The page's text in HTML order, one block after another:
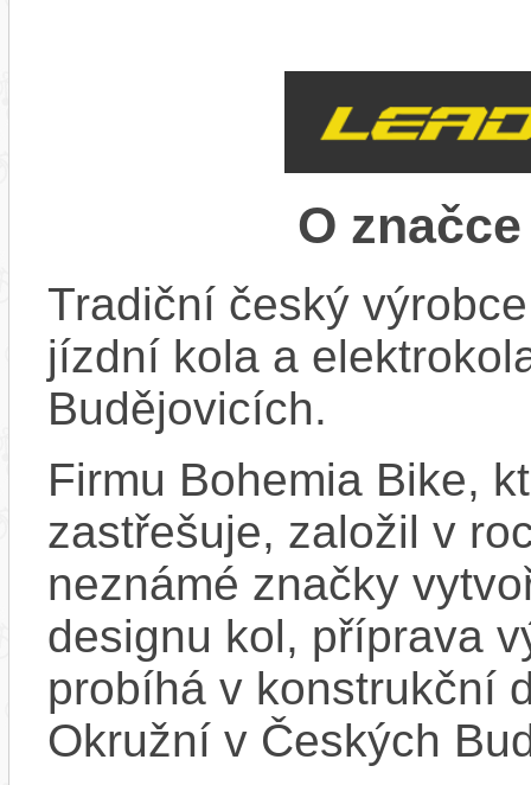
O
Tradiční český
jízdní kola a
Budějovicích.
Firmu Bohemia Bike,
zastřešuje, založil v
neznámé značky
designu kol, příprava
probíhá v konstrukční
Okružní v Českých